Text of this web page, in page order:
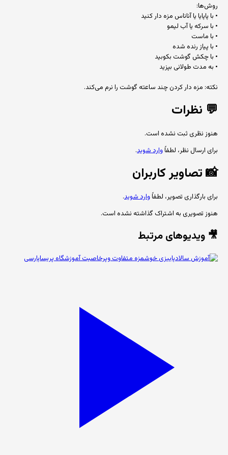
روش‌ها:
• با پاپایا یا آناناس مزه دار کنید
• با سرکه یا آب لیمو
• با ماست
• با پیاز رنده شده
• با چکش گوشت بکوبید
• به مدت طولانی بپزید
نکته: مزه دار کردن چند ساعته گوشت را نرم می‌کند.
💬 نظرات
هنوز نظری ثبت نشده است.
برای ارسال نظر، لطفاًوارد شوید.
📸تصاویر کاربران
برای بارگذاری تصویر، لطفاًوارد شوید.
هنوز تصویری به اشتراک گذاشته نشده است.
🎥 ویدیوهای مرتبط